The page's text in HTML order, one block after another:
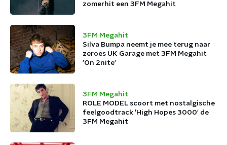
zomerhit een 3FM Megahit
3FM Megahit
Silva Bumpa neemt je mee terug naar
zeroes UK Garage met 3FM Megahit
'On 2nite'
3FM Megahit
ROLE MODEL scoort met nostalgische
feelgoodtrack 'High Hopes 3000' de
3FM Megahit